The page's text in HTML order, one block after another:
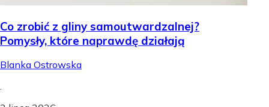
Co zrobić z gliny samoutwardzalnej?
Pomysły, które naprawdę działają
Blanka Ostrowska
.